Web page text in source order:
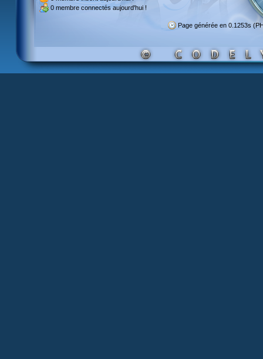
0 membre connectés aujourd'hui !
Page générée en 0.1253s